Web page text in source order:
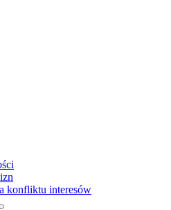
konfliktu interesów